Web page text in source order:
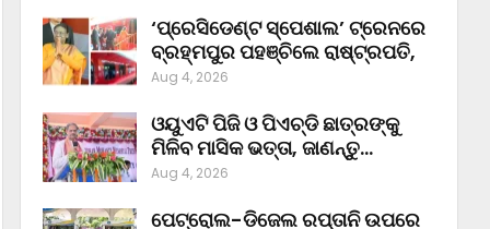
‘ପ୍ରେସିଡେଣ୍ଟ ସ୍ପେଶାଲ’ ଟ୍ରେନରେ
ବ୍ରହ୍ମପୁର ପହଞ୍ଚିଲେ ରାଷ୍ଟ୍ରପତି,
Aug 4, 2026
ଓୟୁଏଟି ପିଜି ଓ ପିଏଚ୍‌ଡି ଛାତ୍ରଙ୍କୁ
ମିଳିବ ମାସିକ ଭତ୍ତା, ଜାଣନ୍ତୁ…
Aug 4, 2026
ପେଟ୍ରୋଲ-ଡିଜେଲ ରପ୍ତାନି ଉପରେ